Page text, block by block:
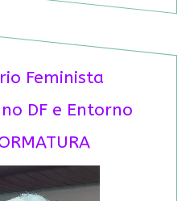
Feminista
DF e Entorno